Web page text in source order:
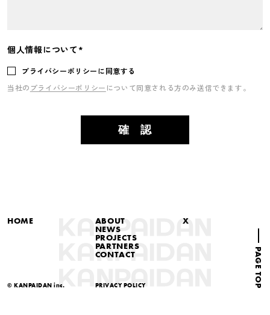
個人情報について*
プライバシーポリシーに同意する
当社の プライバシーポリシー について同意される方のみ送信できます。
PAGE TOP
HOME ABOUT
NEWS
PROJECTS
PARTNERS
CONTACT
X
PRIVACY POLICY
© KANPAIDAN inc.